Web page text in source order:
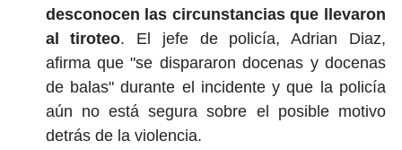
desconocen las circunstancias que llevaron
al tiroteo. El jefe de policía, Adrian Diaz,
afirma que "se dispararon docenas y docenas
de balas" durante el incidente y que la policía
aún no está segura sobre el posible motivo
detrás de la violencia.